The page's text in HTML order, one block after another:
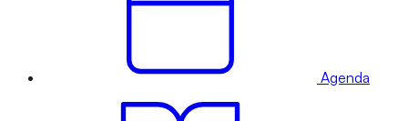
Agenda